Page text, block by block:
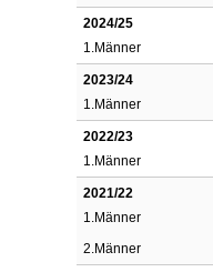
2024/25
1.Männer
2023/24
1.Männer
2022/23
1.Männer
2021/22
1.Männer
2.Männer